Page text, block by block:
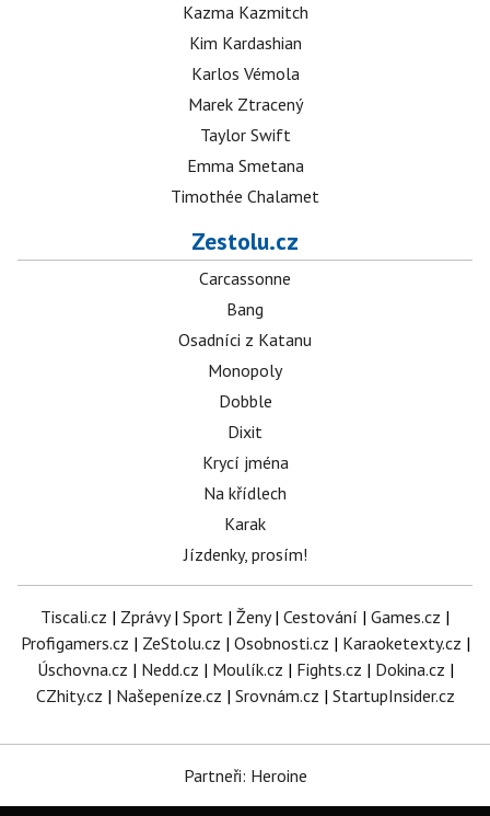
Kazma Kazmitch
Kim Kardashian
Karlos Vémola
Marek Ztracený
Taylor Swift
Emma Smetana
Timothée Chalamet
Zestolu.cz
Carcassonne
Bang
Osadníci z Katanu
Monopoly
Dobble
Dixit
Krycí jména
Na křídlech
Karak
Jízdenky, prosím!
Tiscali.cz | Zprávy| Sport | Ženy| Cestování | Games.cz |
Profigamers.cz | ZeStolu.cz | Osobnosti.cz | Karaoketexty.cz |
Úschovna.cz | Nedd.cz | Moulík.cz | Fights.cz | Dokina.cz |
CZhity.cz | Našepeníze.cz | Srovnám.cz | StartupInsider.cz
Partneři: Heroine